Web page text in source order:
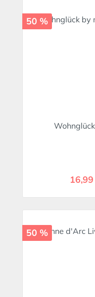
50 %
50 %